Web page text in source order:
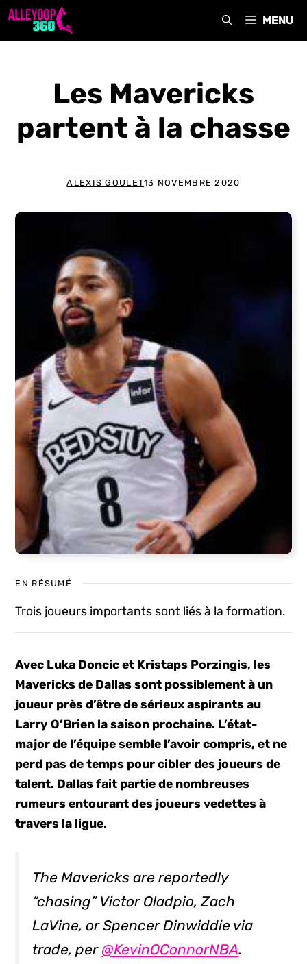
Aller
MENU
Les Mavericks
partent à la chasse
ALEXIS GOULET13 NOVEMBRE 2020
EN RÉSUMÉ
Trois joueurs importants sont liés à la formation.
Avec Luka Doncic et Kristaps Porzingis, les
Mavericks de Dallas sont possiblement à un
joueur près d’être de sérieux aspirants au
Larry O’Brien la saison prochaine. L’état-
major de l’équipe semble l’avoir compris, et ne
perd pas de temps pour cibler des joueurs de
talent. Dallas fait partie de nombreuses
rumeurs entourant des joueurs vedettes à
travers la ligue.
The Mavericks are reportedly
“chasing” Victor Oladpio, Zach
LaVine, or Spencer Dinwiddie via
trade, per @KevinOConnorNBA.